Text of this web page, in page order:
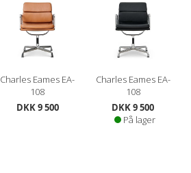
Charles Eames EA-
108
DKK 9 500
Charles Eames EA-
108
DKK 9 500
På lager